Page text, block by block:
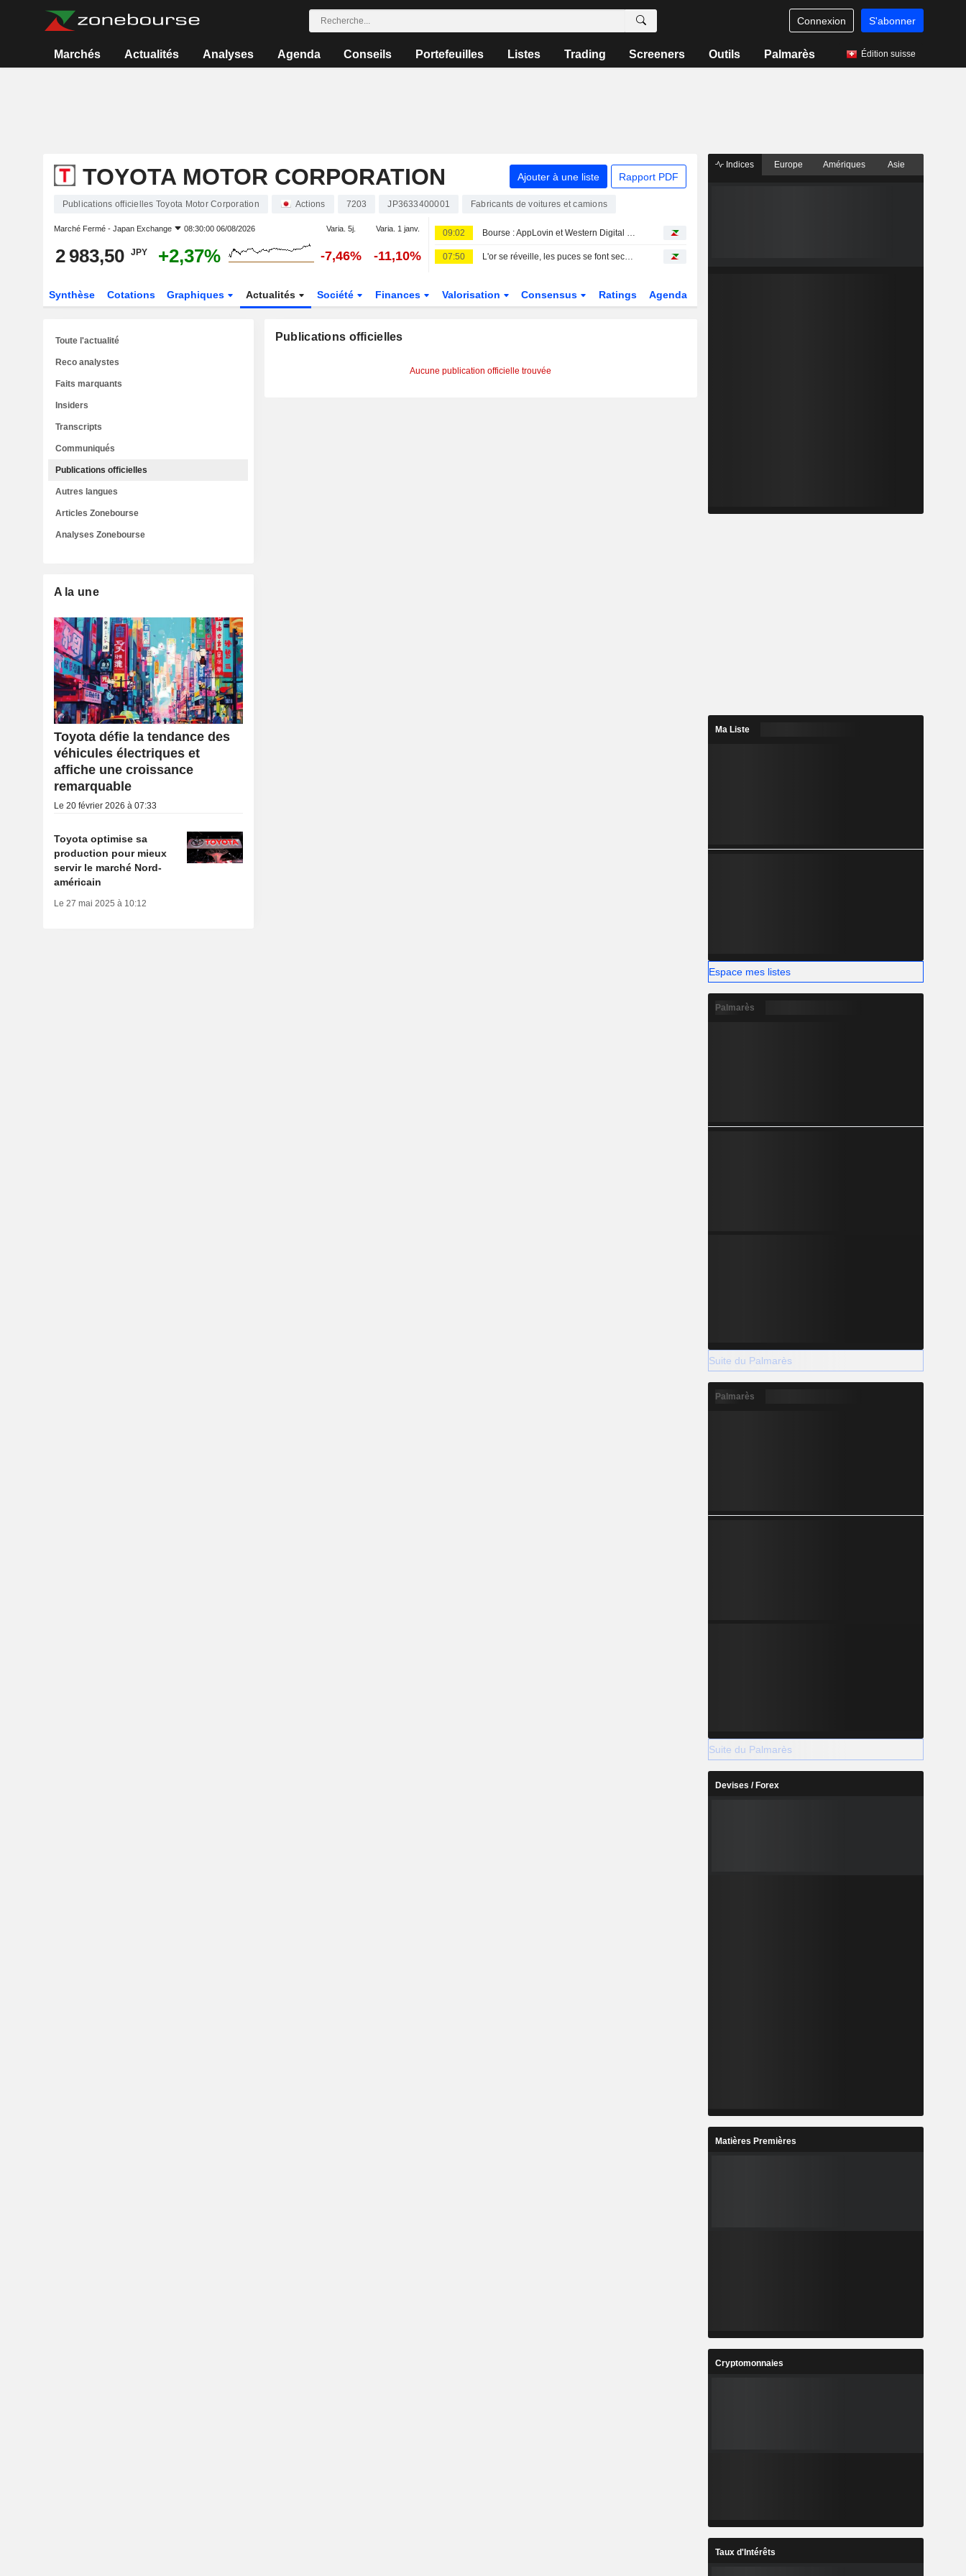
Connexion S'abonner
Marchés Actualités Analyses Agenda Conseils Portefeuilles Listes Trading Screeners Outils Palmarès Édition suisse
TOYOTA MOTOR CORPORATION Ajouter à une liste Rapport PDF
Publications officielles Toyota Motor Corporation Actions 7203 JP3633400001 Fabricants de voitures et camions
Marché Fermé - Japan Exchange 08:30:00 06/08/2026 Varia. 5j. Varia. 1 janv.
2 983,50 JPY +2,37% -7,46% -11,10%
09:02 Bourse : AppLovin et Western Digital dans le dur, rumeurs sur Vusion
07:50 L'or se réveille, les puces se font secouer
Synthèse Cotations Graphiques Actualités Société Finances Valorisation Consensus Ratings Agenda
Publications officielles
Aucune publication officielle trouvée
Toute l'actualité
Reco analystes
Faits marquants
Insiders
Transcripts
Communiqués
Publications officielles
Autres langues
Articles Zonebourse
Analyses Zonebourse
A la une
Toyota défie la tendance des
véhicules électriques et
affiche une croissance
remarquable
Le 20 février 2026 à 07:33
Toyota optimise sa
production pour mieux
servir le marché Nord-
américain
Le 27 mai 2025 à 10:12
Indices Europe Amériques Asie
Ma Liste
Espace mes listes
Palmarès
Suite du Palmarès
Palmarès
Suite du Palmarès
Devises / Forex
Matières Premières
Cryptomonnaies
Taux d'Intérêts